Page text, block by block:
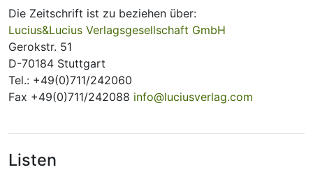
Die Zeitschrift ist zu beziehen über:
Lucius&Lucius Verlagsgesellschaft GmbH
Gerokstr. 51
D-70184 Stuttgart
Tel.: +49(0)711/242060
Fax +49(0)711/242088 info@luciusverlag.com
Listen